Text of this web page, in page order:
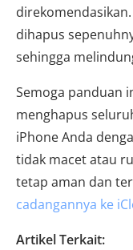
dihapus
sehingga
Semoga panduan
menghapus
iPhone Anda
tidak macet atau
tetap aman dan
cadangannya ke
Artikel Terkait: